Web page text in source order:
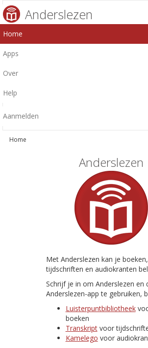
Anderslezen
Home
Apps
Over
Help
Aanmelden
Home
Anderslezen
Met Anderslezen kan je boeken,
tijdschriften en audiokranten
Schrijf je in om Anderslezen en
Anderslezen-app te gebruiken,
Luisterpuntbibliotheek
boeken
Transkriptvoor
Kamelego voor